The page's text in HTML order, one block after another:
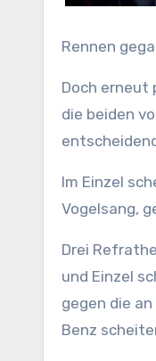
Rennen
Doch erneut
die beiden
Im Einzel
Vogelsang,
Drei
und Einzel
gegen die
Benz